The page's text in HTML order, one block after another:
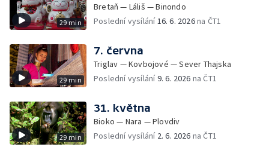
29 min
Bretaň — Láliš — Binondo
Poslední vysílání 16. 6. 2026na ČT1
29 min
7. června
Triglav — Kovbojové — Sever Thajska
Poslední vysílání9. 6. 2026 na ČT1
29 min
31. května
Bioko — Nara — Plovdiv
Poslední vysílání 2. 6. 2026 na ČT1